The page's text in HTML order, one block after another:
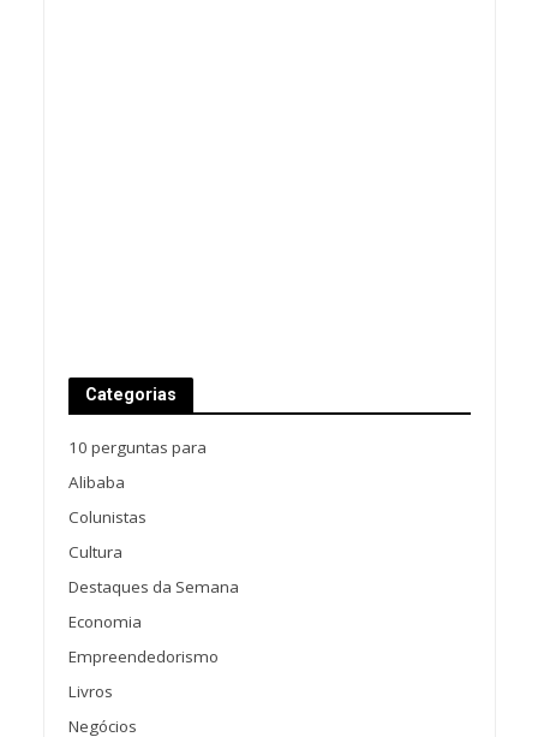
Categorias
10 perguntas para
Alibaba
Colunistas
Cultura
Destaques da Semana
Economia
Empreendedorismo
Livros
Negócios